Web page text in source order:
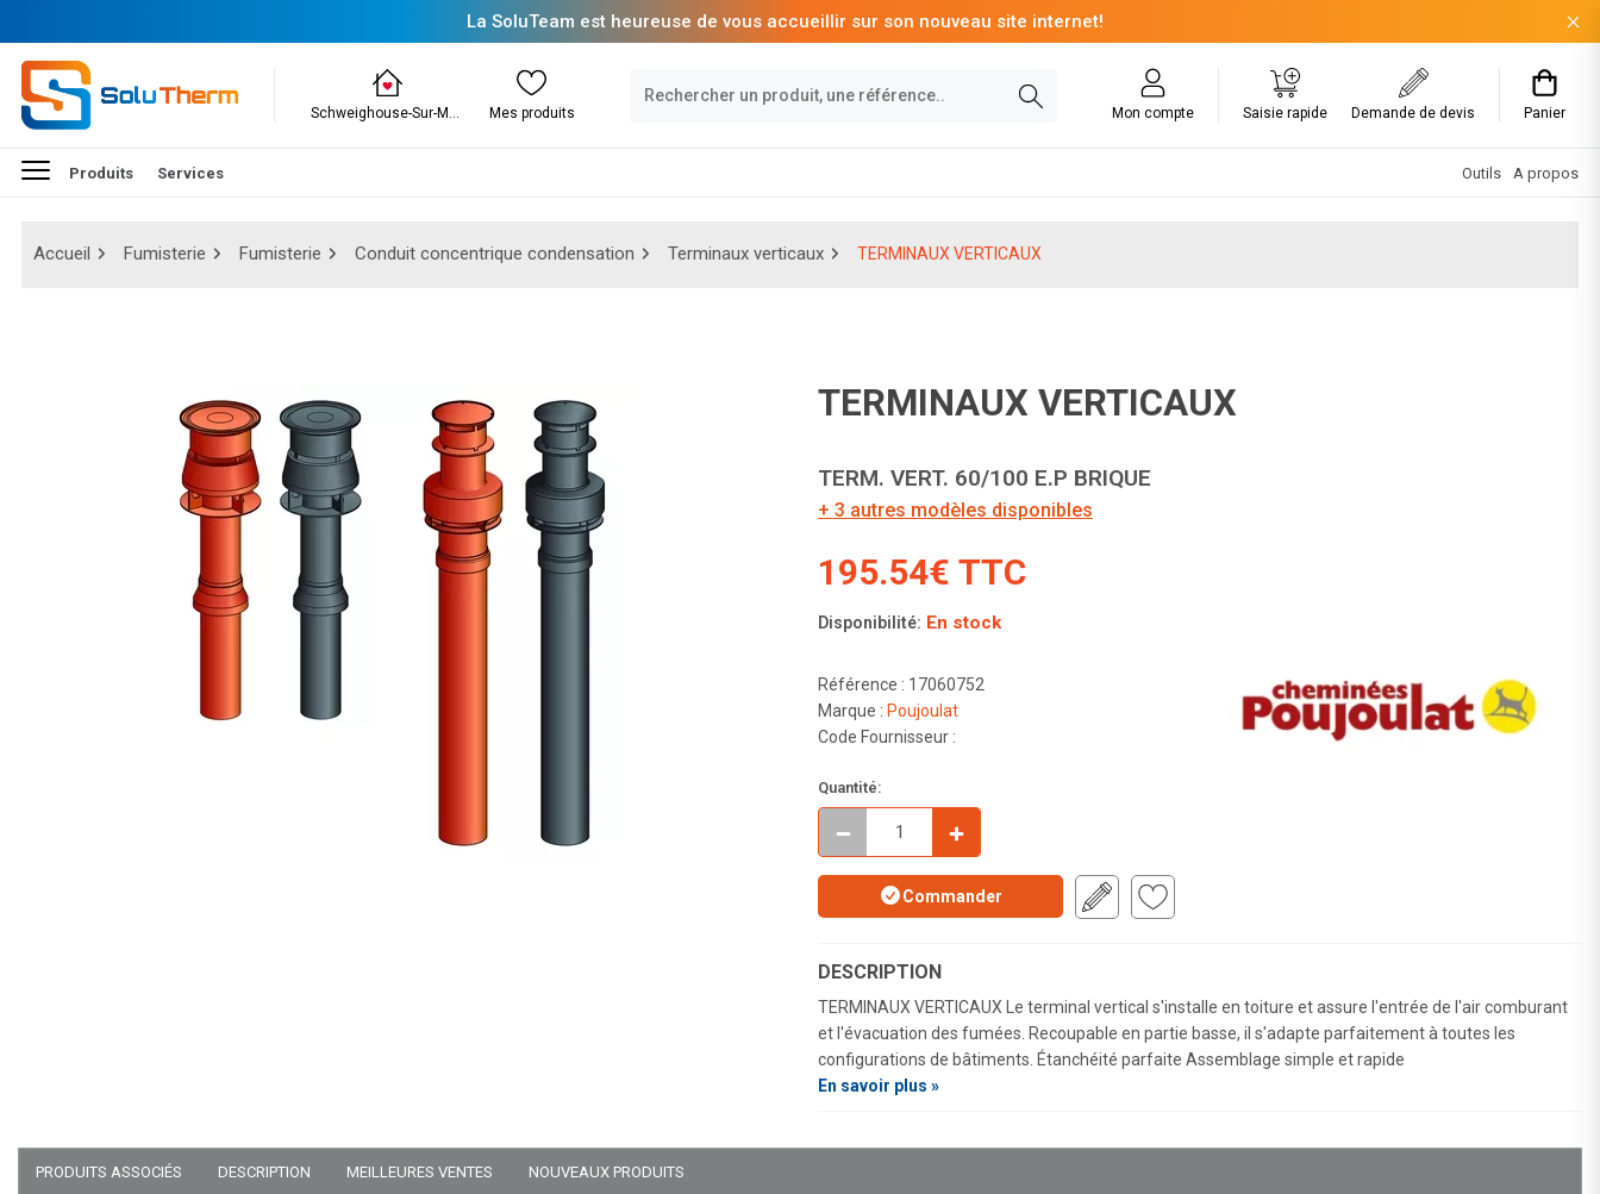
La SoluTeam est heureuse de vous accueillir sur son nouveau site internet!
Schweighouse-Sur-Moder Mes produits Mon compte Saisie rapide Demande de devis Panier
Produits Services Outils A propos
Accueil Fumisterie Fumisterie Conduit concentrique condensation Terminaux verticaux TERMINAUX VERTICAUX
TERMINAUX VERTICAUX
TERM. VERT. 60/100 E.P BRIQUE
+ 3 autres modèles disponibles
195.54€ TTC
Disponibilité: En stock
Référence : 17060752
Marque : Poujoulat
Code Fournisseur :
Quantité:
Commander
DESCRIPTION
TERMINAUX VERTICAUX Le terminal vertical s'installe en toiture et assure l'entrée de l'air comburant
et l'évacuation des fumées. Recoupable en partie basse, il s'adapte parfaitement à toutes les
configurations de bâtiments. Étanchéité parfaite Assemblage simple et rapide
En savoir plus »
PRODUITS ASSOCIÉS DESCRIPTION MEILLEURES VENTES NOUVEAUX PRODUITS